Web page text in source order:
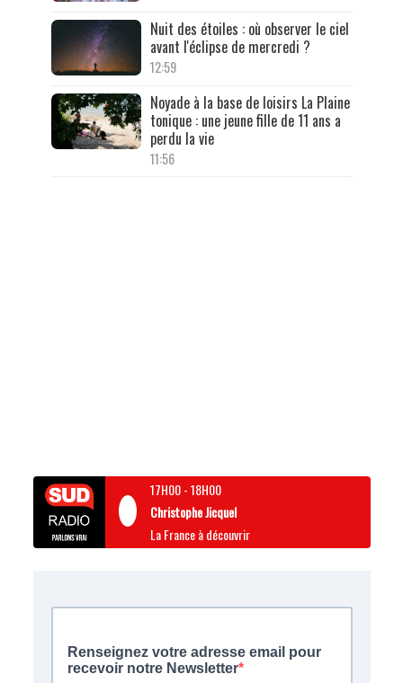
Nuit des étoiles : où observer le ciel
avant l'éclipse de mercredi ?
12:59
Noyade à la base de loisirs La Plaine
tonique : une jeune fille de 11 ans a
perdu la vie
11:56
17H00-18H00
Christophe Jicquel
La France à découvrir